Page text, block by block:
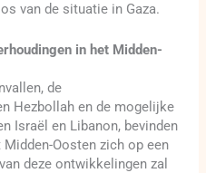
van de situatie in Gaza.
in het Midden-
de
Hezbollah en de mogelijke
Israël en Libanon, bevinden
Oosten zich op een
deze ontwikkelingen zal